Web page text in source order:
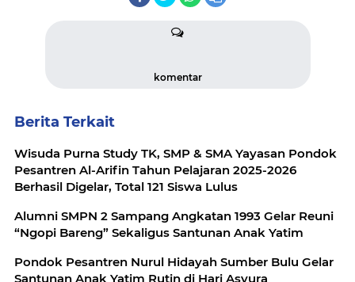
komentar
Berita Terkait
Wisuda Purna Study TK, SMP & SMA Yayasan Pondok
Pesantren Al-Arifin Tahun Pelajaran 2025-2026
Berhasil Digelar, Total 121 Siswa Lulus
Alumni SMPN 2 Sampang Angkatan 1993 Gelar Reuni
“Ngopi Bareng” Sekaligus Santunan Anak Yatim
Pondok Pesantren Nurul Hidayah Sumber Bulu Gelar
Santunan Anak Yatim Rutin di Hari Asyura